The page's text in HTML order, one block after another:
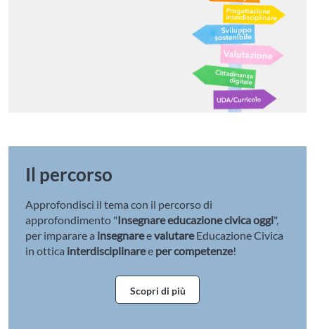
Il percorso
Approfondisci il tema con il percorso di
approfondimento "Insegnare educazione civica oggi",
per imparare a insegnareevalutareEducazione Civica
in ottica interdisciplinaree per competenze!
Scopri di più